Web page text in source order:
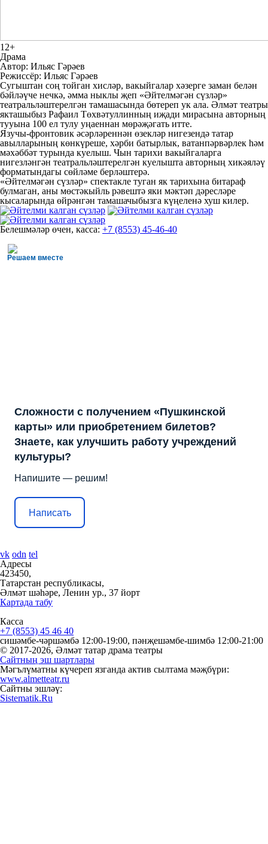
12+
Драма
Автор: Ильяс Гәрәев
Режиссёр: Ильяс Гәрәев
Сугыштан соң тойган хисләр, вакыйгалар хәзерге заман белән
бәйләүче нечкә, әмма ныклы җеп «Әйтелмәгән сүзләр»
театральләштерелгән тамашасында бөтереп ук ала. Әлмәт театры
якташыбыз Рафаил Төхвәтуллинның иҗади мирасына авторның
тууына 100 ел тулу уңаеннан мөрәҗәгать итте.
Язучы-фронтовик әсәрләреннән өзекләр нигезендә татар
авылларының көнкүреше, хәрби батырлык, ватанпәрвәрлек һәм
мәхәббәт турында куелыш. Чын тарихи вакыйгаларга
нигезләнгән театральләштерелгән куелышта авторның хикәяләү
форматындагы сөйләме берләштерә.
«Әйтелмәгән сүзләр» спектакле туган як тарихына битараф
булмаган, аны мөстәкыйль рәвештә яки мәктәп дәресләре
кысаларында өйрәнгән тамашачыбызга күңеленә хуш килер.
Белешмәләр өчен, касса: +7 (8553) 45-46-40
Решаем вместе
Сложности с получением «Пушкинской
карты» или приобретением билетов?
Знаете, как улучшить работу учреждений
культуры?
Напишите — решим!
Написать
vk odn tel
Адресы
423450,
Татарстан республикасы,
Әлмәт шәһәре, Ленин ур., 37 йорт
Картада табу
Касса
+7 (8553) 45 46 40
сишәмбе-чәршәмбә 12:00-19:00, пәнҗешәмбе-шимбә 12:00-21:00
© 2017-2026, Әлмәт татар драма театры
Сайтның эш шартлары
Мәгълүматны күчереп язганда актив сылтама мәҗбүри:
www.almetteatr.ru
Сайтны эшләү:
Sistematik.Ru